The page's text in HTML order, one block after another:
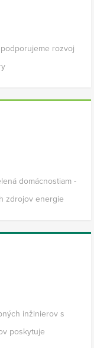
rozvoj
domácnostiam -
zdrojov energie
inžinierov s
poskytuje